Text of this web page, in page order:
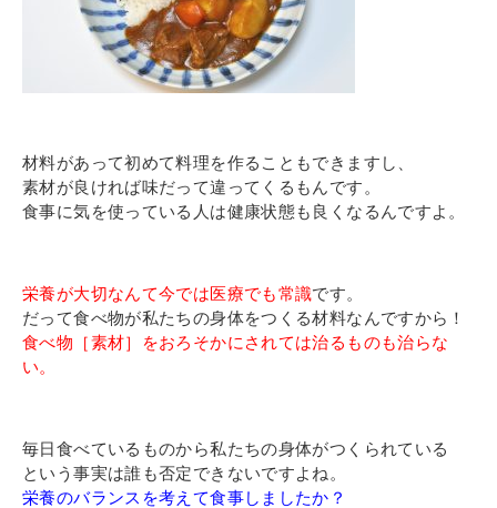
材料があって初めて料理を作ることもできますし、
素材が良ければ味だって違ってくるもんです。
食事に気を使っている人は健康状態も良くなるんですよ。
栄養が大切なんて今では医療でも常識です。
だって食べ物が私たちの身体をつくる材料なんですから！
食べ物［素材］をおろそかにされては治るものも治らな
い。
毎日食べているものから私たちの身体がつくられている
という事実は誰も否定できないですよね。
栄養のバランスを考えて食事しましたか？